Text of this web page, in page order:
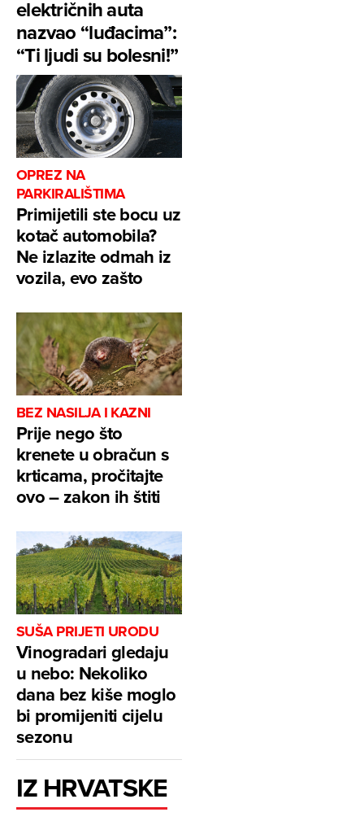
električnih auta
nazvao “luđacima”:
“Ti ljudi su bolesni!”
OPREZ NA
PARKIRALIŠTIMA
Primijetili ste bocu uz
kotač automobila?
Ne izlazite odmah iz
vozila, evo zašto
BEZ NASILJA I KAZNI
Prije nego što
krenete u obračun s
krticama, pročitajte
ovo – zakon ih štiti
SUŠA PRIJETI URODU
Vinogradari gledaju
u nebo: Nekoliko
dana bez kiše moglo
bi promijeniti cijelu
sezonu
IZ HRVATSKE